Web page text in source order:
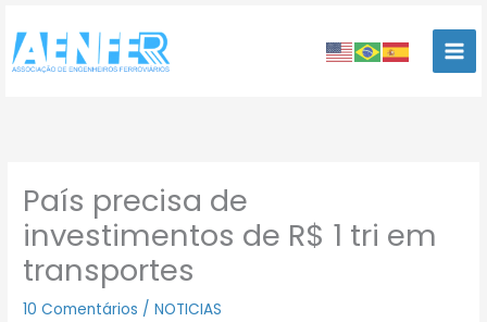
para
conteúdo
País precisa de
investimentos de R$ 1 tri em
transportes
10 Comentários /NOTICIAS